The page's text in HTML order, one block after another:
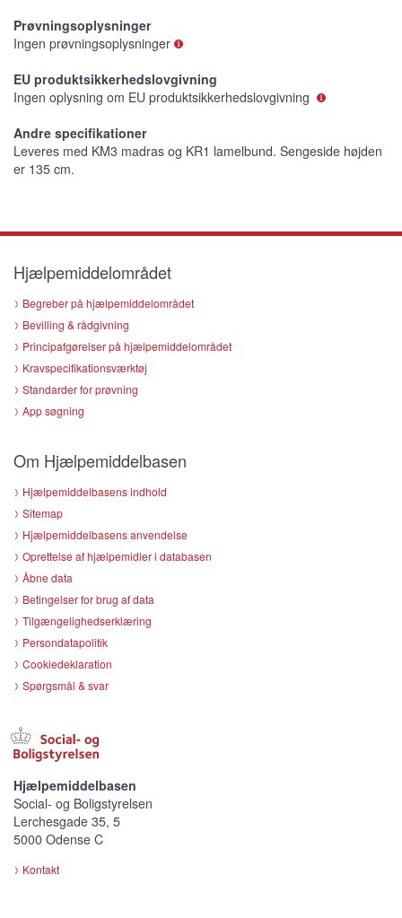
Prøvningsoplysninger
Ingen prøvningsoplysninger
EU produktsikkerhedslovgivning
Ingen oplysning om EU produktsikkerhedslovgivning
Andre specifikationer
Leveres med KM3 madras og KR1 lamelbund. Sengeside højden
er 135 cm.
Hjælpemiddelområdet
Begreber på hjælpemiddelområdet
Bevilling & rådgivning
Principafgørelser på hjælpemiddelområdet
Kravspecifikationsværktøj
Standarder for prøvning
App søgning
Om Hjælpemiddelbasen
Hjælpemiddelbasens indhold
Sitemap
Hjælpemiddelbasens anvendelse
Oprettelse af hjælpemidler i databasen
Åbne data
Betingelser for brug af data
Tilgængelighedserklæring
Persondatapolitik
Cookiedeklaration
Spørgsmål & svar
Hjælpemiddelbasen
Social- og Boligstyrelsen
Lerchesgade 35, 5
5000 Odense C
Kontakt